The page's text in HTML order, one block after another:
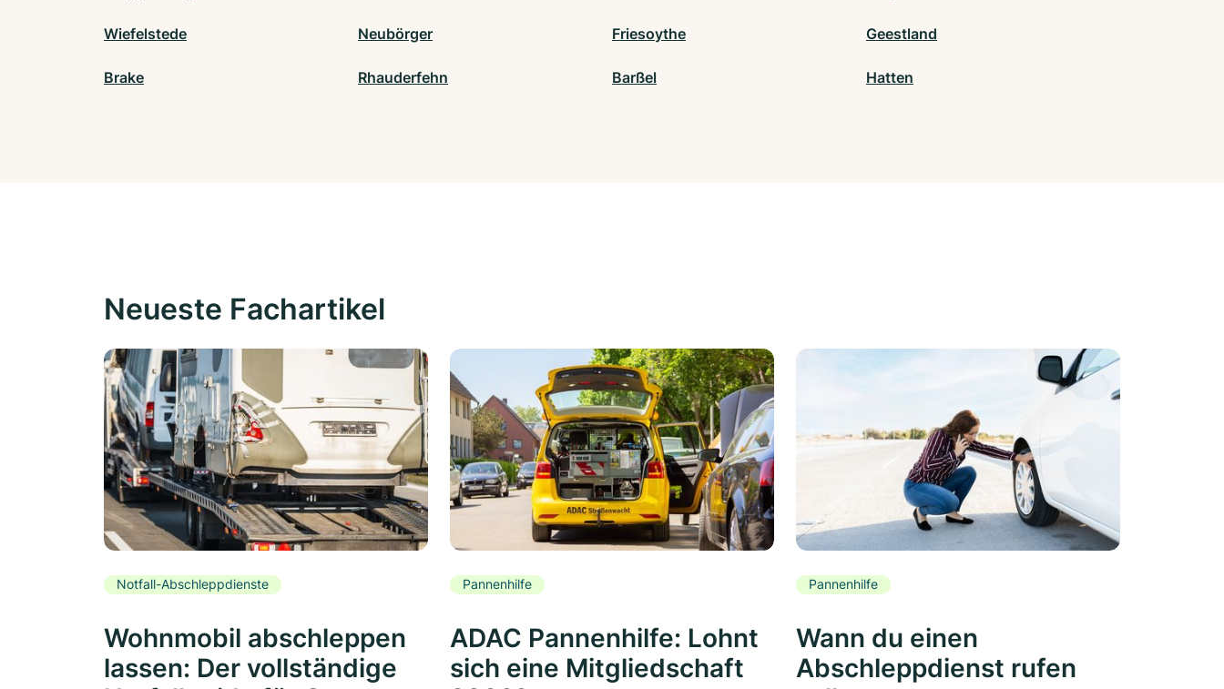
Wiefelstede Neubörger Friesoythe Geestland
Brake Rhauderfehn Barßel Hatten
Neueste Fachartikel
Notfall-Abschleppdienste
Wohnmobil abschleppen
lassen: Der vollständige
Pannenhilfe
ADAC Pannenhilfe: Lohnt
sich eine Mitgliedschaft
Pannenhilfe
Wann du einen
Abschleppdienst rufen